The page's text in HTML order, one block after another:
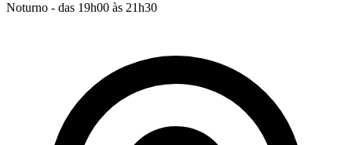
Noturno - das 19h00 às 21h30